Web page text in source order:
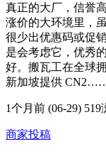
真正的大厂，信誉
涨价的大环境里，
很少出优惠码或促
是会考虑它，优秀
好。搬瓦工在全球
新加坡提供
1个月前 (06-29) 519
商家投稿